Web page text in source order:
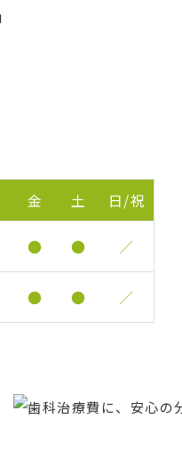
金 土 日/祝
● ● ／
● ● ／